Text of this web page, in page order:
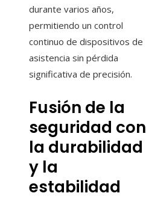
durante varios años,
permitiendo un control
continuo de dispositivos de
asistencia sin pérdida
significativa de precisión.
Fusión de la
seguridad con
la durabilidad
y la
estabilidad